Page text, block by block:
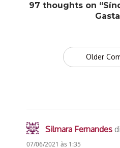
97 thoughts on
Comment
navigation
Older
Silmara Fernandes
07/06/2021 às 1:35